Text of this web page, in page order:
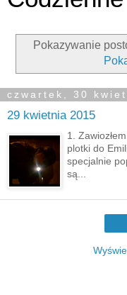
Pokazywanie
czwartek, 30
29 kwietnia 2015
1.
plotki do
specjalnie
są...